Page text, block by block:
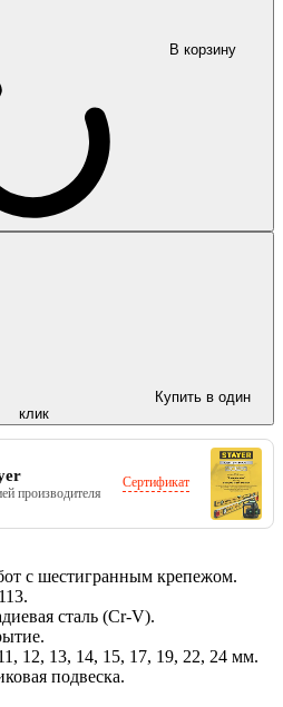
В корзину
Купить в один
клик
производителя
Сертификат
с шестигранным крепежом.
сталь (Cr-V).
12, 13, 14, 15, 17, 19, 22, 24 мм.
подвеска.